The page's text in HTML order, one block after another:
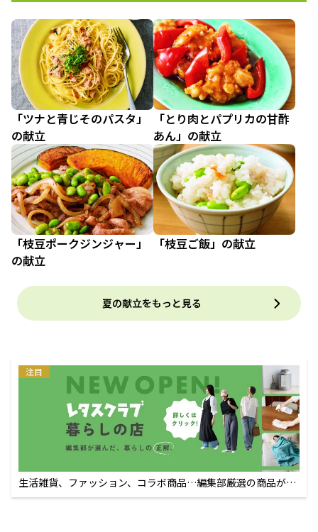
「ツナと青じそのパスタ」
の献立
「とり肉とパプリカの甘酢
あん」の献立
「枝豆ポークジンジャー」
の献立
「枝豆ご飯」の献立
夏の献立をもっと見る
注目
生活雑貨、ファッション、コラボ商品…編集部厳選の商品が買
えるECサイト